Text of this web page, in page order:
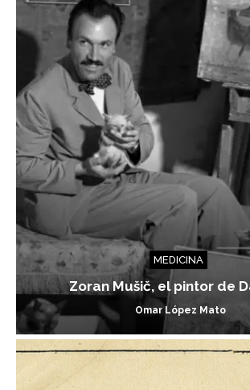
MEDICINA
Zoran Mušič, el pintor de
Omar López Mato